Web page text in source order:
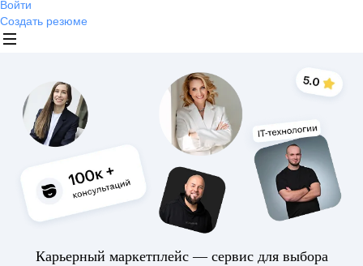
Войти
Создать резюме
Карьерный маркетплейс — сервис для выбора